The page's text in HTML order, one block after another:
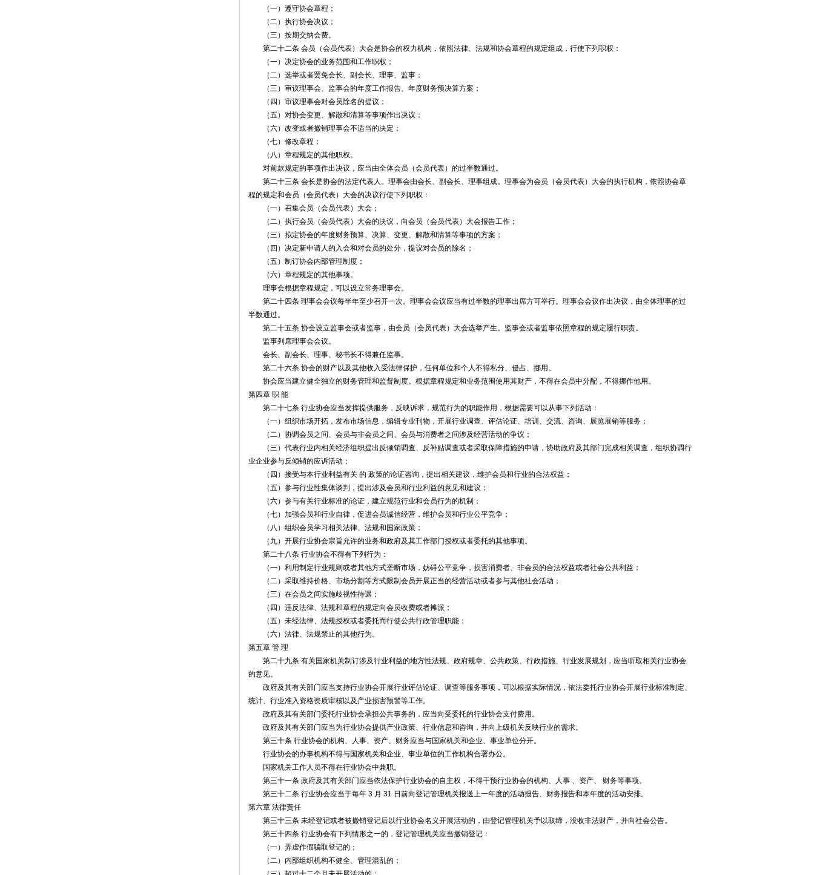
（一）遵守协会章程；
（二）执行协会决议；
（三）按期交纳会费。
第二十二条 会员（会员代表）大会是协会的权力机构，依照法律、法规和协会章程的规定组成，行使下列职权：
（一）决定协会的业务范围和工作职权；
（二）选举或者罢免会长、副会长、理事、监事；
（三）审议理事会、监事会的年度工作报告、年度财务预决算方案；
（四）审议理事会对会员除名的提议；
（五）对协会变更、解散和清算等事项作出决议；
（六）改变或者撤销理事会不适当的决定；
（七）修改章程；
（八）章程规定的其他职权。
对前款规定的事项作出决议，应当由全体会员（会员代表）的过半数通过。
第二十三条 会长是协会的法定代表人。理事会由会长、副会长、理事组成。理事会为会员（会员代表）大会的执行机构，依照协会章
程的规定和会员（会员代表）大会的决议行使下列职权：
（一）召集会员（会员代表）大会；
（二）执行会员（会员代表）大会的决议，向会员（会员代表）大会报告工作；
（三）拟定协会的年度财务预算、决算、变更、解散和清算等事项的方案；
（四）决定新申请人的入会和对会员的处分，提议对会员的除名；
（五）制订协会内部管理制度；
（六）章程规定的其他事项。
理事会根据章程规定，可以设立常务理事会。
第二十四条 理事会会议每半年至少召开一次。理事会会议应当有过半数的理事出席方可举行。理事会会议作出决议，由全体理事的过
半数通过。
第二十五条 协会设立监事会或者监事，由会员（会员代表）大会选举产生。监事会或者监事依照章程的规定履行职责。
监事列席理事会会议。
会长、副会长、理事、秘书长不得兼任监事。
第二十六条 协会的财产以及其他收入受法律保护，任何单位和个人不得私分、侵占、挪用。
协会应当建立健全独立的财务管理和监督制度。根据章程规定和业务范围使用其财产，不得在会员中分配，不得挪作他用。
第四章 职 能
第二十七条 行业协会应当发挥提供服务，反映诉求，规范行为的职能作用，根据需要可以从事下列活动：
（一）组织市场开拓，发布市场信息，编辑专业刊物，开展行业调查、评估论证、培训、交流、咨询、展览展销等服务；
（二）协调会员之间、会员与非会员之间、会员与消费者之间涉及经营活动的争议；
（三）代表行业内相关经济组织提出反倾销调查、反补贴调查或者采取保障措施的申请，协助政府及其部门完成相关调查，组织协调行
业企业参与反倾销的应诉活动；
（四）接受与本行业利益有关 的 政策的论证咨询，提出相关建议，维护会员和行业的合法权益；
（五）参与行业性集体谈判，提出涉及会员和行业利益的意见和建议；
（六）参与有关行业标准的论证，建立规范行业和会员行为的机制；
（七）加强会员和行业自律，促进会员诚信经营，维护会员和行业公平竞争；
（八）组织会员学习相关法律、法规和国家政策；
（九）开展行业协会宗旨允许的业务和政府及其工作部门授权或者委托的其他事项。
第二十八条 行业协会不得有下列行为：
（一）利用制定行业规则或者其他方式垄断市场，妨碍公平竞争，损害消费者、非会员的合法权益或者社会公共利益；
（二）采取维持价格、市场分割等方式限制会员开展正当的经营活动或者参与其他社会活动；
（三）在会员之间实施歧视性待遇；
（四）违反法律、法规和章程的规定向会员收费或者摊派；
（五）未经法律、法规授权或者委托而行使公共行政管理职能；
（六）法律、法规禁止的其他行为。
第五章 管 理
第二十九条 有关国家机关制订涉及行业利益的地方性法规、政府规章、公共政策、行政措施、行业发展规划，应当听取相关行业协会
的意见。
政府及其有关部门应当支持行业协会开展行业评估论证、调查等服务事项，可以根据实际情况，依法委托行业协会开展行业标准制定、
统计、行业准入资格资质审核以及产业损害预警等工作。
政府及其有关部门委托行业协会承担公共事务的，应当向受委托的行业协会支付费用。
政府及其有关部门应当为行业协会提供产业政策、行业信息和咨询，并向上级机关反映行业的需求。
第三十条 行业协会的机构、人事、资产、财务应当与国家机关和企业、事业单位分开。
行业协会的办事机构不得与国家机关和企业、事业单位的工作机构合署办公。
国家机关工作人员不得在行业协会中兼职。
第三十一条 政府及其有关部门应当依法保护行业协会的自主权，不得干预行业协会的机构、人事 、资产、 财务等事项。
第三十二条 行业协会应当于每年 3 月 31 日前向登记管理机关报送上一年度的活动报告、财务报告和本年度的活动安排。
第六章 法律责任
第三十三条 未经登记或者被撤销登记后以行业协会名义开展活动的，由登记管理机关予以取缔，没收非法财产，并向社会公告。
第三十四条 行业协会有下列情形之一的，登记管理机关应当撤销登记：
（一）弄虚作假骗取登记的；
（二）内部组织机构不健全、管理混乱的；